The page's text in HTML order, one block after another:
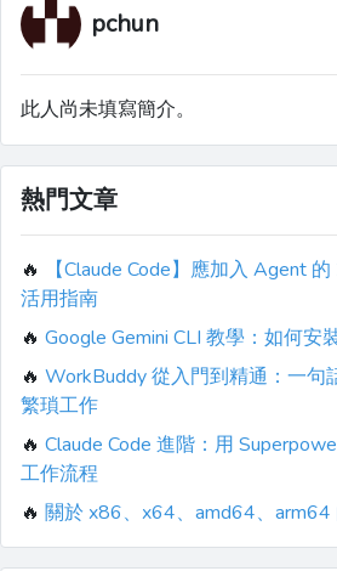
pchun
此人尚未填寫簡介。
熱門文章
🔥
【Claude Code】應加入 Agent
活用指南
🔥 Google Gemini CLI 教學：如何安
🔥 WorkBuddy 從入門到精通：一句
繁瑣工作
🔥 Claude Code 進階：用
工作流程
🔥 關於 x86、x64、amd64、arm64